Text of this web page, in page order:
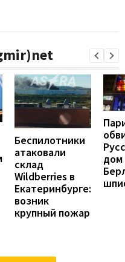
Беспилотники
атаковали
склад
Wildberries в
Екатеринбурге:
возник
крупный пожар
дом